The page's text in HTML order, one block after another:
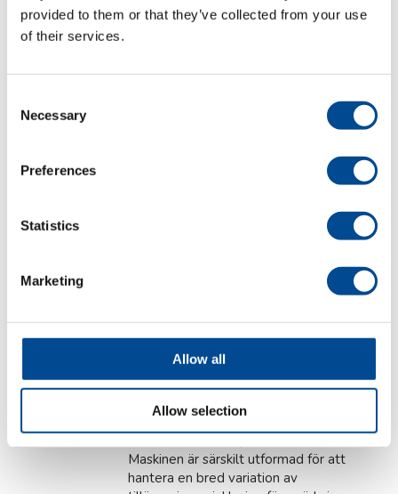
provided to them or that they’ve collected from your use
of their services.
Selection
Necessary
Preferences
Statistics
Marketing
Allow all
Allow selection
Detaljer
utmärker sig i sin prisklass genom att
som inte återfinns hos andra
maskiner på marknaden. Den är en
del av Meta-serien och behåller den
höga kvaliteten på komponenterna
Maskinen är särskilt utformad för att
hantera en bred variation av